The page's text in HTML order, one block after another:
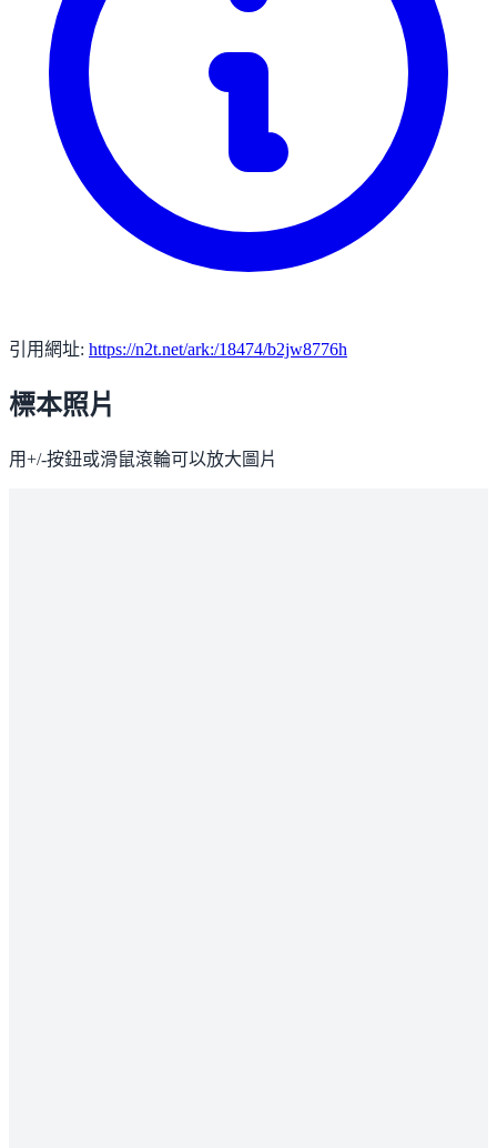
引用網址: https://n2t.net/ark:/18474/b2jw8776h
標本照片
用+/-按鈕或滑鼠滾輪可以放大圖片